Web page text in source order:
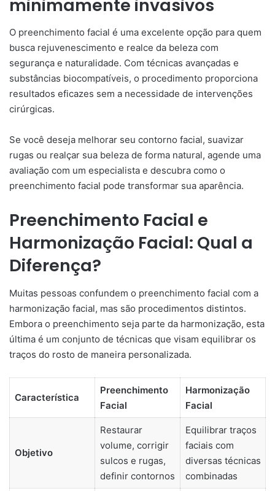
minimamente invasivos
O preenchimento facial é uma excelente opção para quem
busca rejuvenescimento e realce da beleza com
segurança e naturalidade. Com técnicas avançadas e
substâncias biocompatíveis, o procedimento proporciona
resultados eficazes sem a necessidade de intervenções
cirúrgicas.
Se você deseja melhorar seu contorno facial, suavizar
rugas ou realçar sua beleza de forma natural, agende uma
avaliação com um especialista e descubra como o
preenchimento facial pode transformar sua aparência.
Preenchimento Facial e
Harmonização Facial: Qual a
Diferença?
Muitas pessoas confundem o preenchimento facial com a
harmonização facial, mas são procedimentos distintos.
Embora o preenchimento seja parte da harmonização, esta
última é um conjunto de técnicas que visam equilibrar os
traços do rosto de maneira personalizada.
Característica
Preenchimento
Facial
Harmonização
Facial
Objetivo
Restaurar
volume, corrigir
sulcos e rugas,
definir contornos
Equilibrar traços
faciais com
diversas técnicas
combinadas